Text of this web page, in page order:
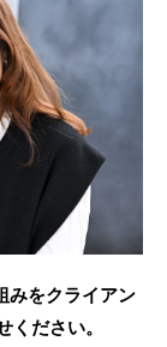
みをクライアン
ください。